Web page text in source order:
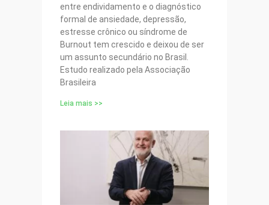
entre endividamento e o diagnóstico
formal de ansiedade, depressão,
estresse crônico ou síndrome de
Burnout tem crescido e deixou de ser
um assunto secundário no Brasil.
Estudo realizado pela Associação
Brasileira
Leia mais >>